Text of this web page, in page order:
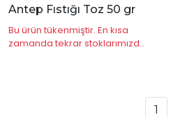
Antep Fıstığı Toz 50 gr
Bu ürün tükenmiştir. En kısa
zamanda tekrar stoklarımızda
1